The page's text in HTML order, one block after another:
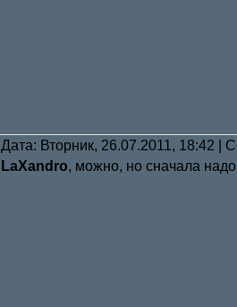
Дата: Вторник, 26.07.2011, 18:42 |
LaXandro, можно, но сначала